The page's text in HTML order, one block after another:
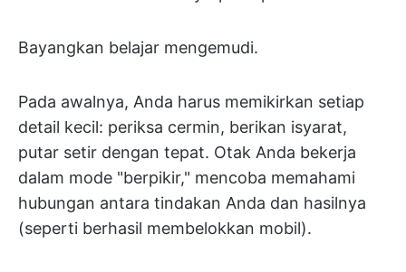
Bayangkan belajar mengemudi.
Pada awalnya, Anda harus memikirkan setiap
detail kecil: periksa cermin, berikan isyarat,
putar setir dengan tepat. Otak Anda bekerja
dalam mode "berpikir," mencoba memahami
hubungan antara tindakan Anda dan hasilnya
(seperti berhasil membelokkan mobil).